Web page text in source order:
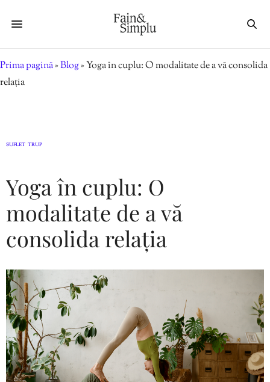
Prima pagină»Blog»Yoga în cuplu: O modalitate de a vă consolida
relația
SUFLET TRUP
Yoga în cuplu: O
modalitate de a vă
consolida relația